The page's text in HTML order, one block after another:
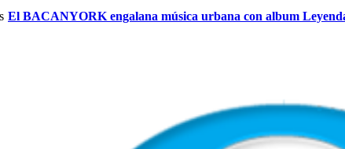
El BACANYORK engalana música urbana con album